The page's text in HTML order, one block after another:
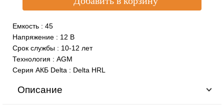
Емкость : 45
Напряжение : 12 В
Срок службы : 10-12 лет
Технология : AGM
Серия АКБ Delta : Delta HRL
Описание